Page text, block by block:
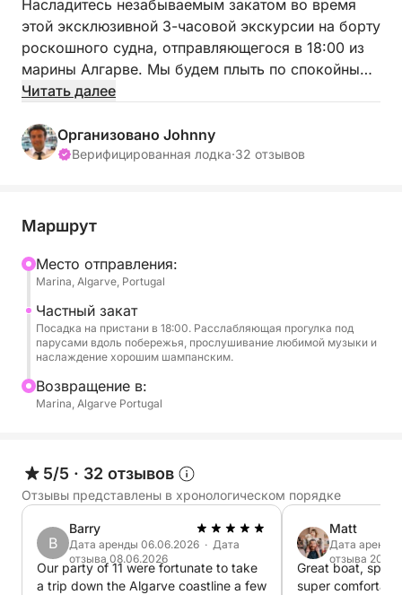
Насладитесь незабываемым закатом во время
этой эксклюзивной 3-часовой экскурсии на борту
роскошного судна, отправляющегося в 18:00 из
марины Алгарве. Мы будем плыть по спокойным
водам Риа-Формозы и окрестностей на закате,
празднования или просто созерцания.
насладиться освежающими напитками (вино,
подаются на борту. Фоновую музыку можно
настроить по вашему вкусу благодаря
профессиональной звуковой системе судна.
Чтобы сделать ваши впечатления еще более
тендером — небольшой вспомогательной лодкой
— для исследования скрытых пляжей или более
Этот тур идеально подходит для пар, компаний
друзей или особых случаев: он сочетает в себе
очарование заката и комфорт эксклюзивного
обслуживания.
Читать далее
Организовано Johnny
Верифицированная лодка·32 отзывов
Маршрут
Mесто отправления:
Marina, Algarve, Portugal
Частный закат
Посадка на пристани в 18:00. Расслабляющая прогулка под
парусами вдоль побережья, прослушивание любимой музыки и
наслаждение хорошим шампанским.
Bозвращение в:
Marina, Algarve Portugal
5/5 · 32 отзывов
Отзывы представлены в хронологическом порядке
B
Barry
Дата аренды 06.06.2026 · Дата
отзыва 08.06.2026
Our party of 11 were fortunate to take
a trip down the Algarve coastline a few
Matt
Дата аренды
отзыва
Great boat,
super